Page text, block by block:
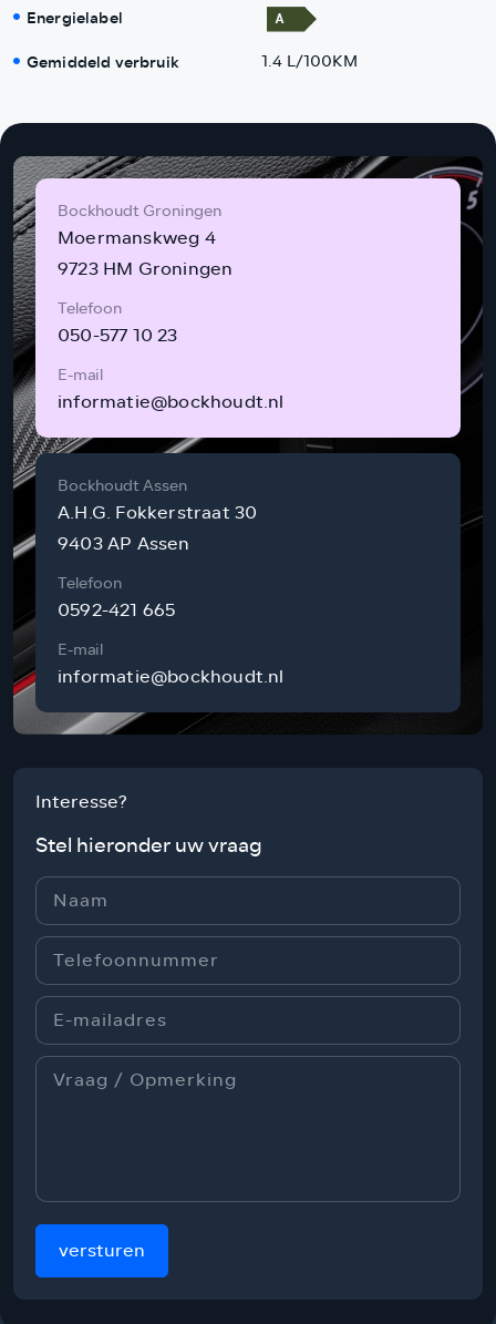
Energielabel
Gemiddeld verbruik
1.4 L/100KM
Bockhoudt Groningen
Moermanskweg 4
9723 HM Groningen
Telefoon
050-577 10 23
E-mail
informatie@bockhoudt.nl
Bockhoudt Assen
A.H.G. Fokkerstraat 30
9403 AP Assen
Telefoon
0592-421 665
E-mail
informatie@bockhoudt.nl
Interesse?
Stel hieronder uw vraag
versturen